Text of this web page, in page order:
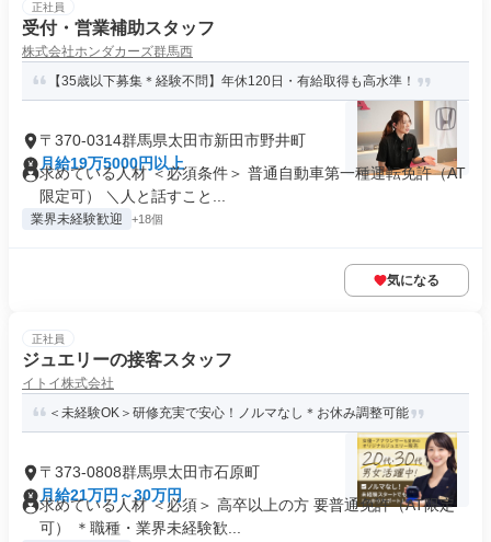
正社員
受付・営業補助スタッフ
株式会社ホンダカーズ群馬西
【35歳以下募集＊経験不問】年休120日・有給取得も高水準！
〒370-0314群馬県太田市新田市野井町
月給19万5000円以上
求めている人材 ＜必須条件＞ 普通自動車第一種運転免許（AT
限定可） ＼人と話すこと...
業界未経験歓迎 +18個
気になる
正社員
ジュエリーの接客スタッフ
イトイ株式会社
＜未経験OK＞研修充実で安心！ノルマなし＊お休み調整可能
〒373-0808群馬県太田市石原町
月給21万円～30万円
求めている人材 ＜必須＞ 高卒以上の方 要普通免許（AT限定
可） ＊職種・業界未経験歓...